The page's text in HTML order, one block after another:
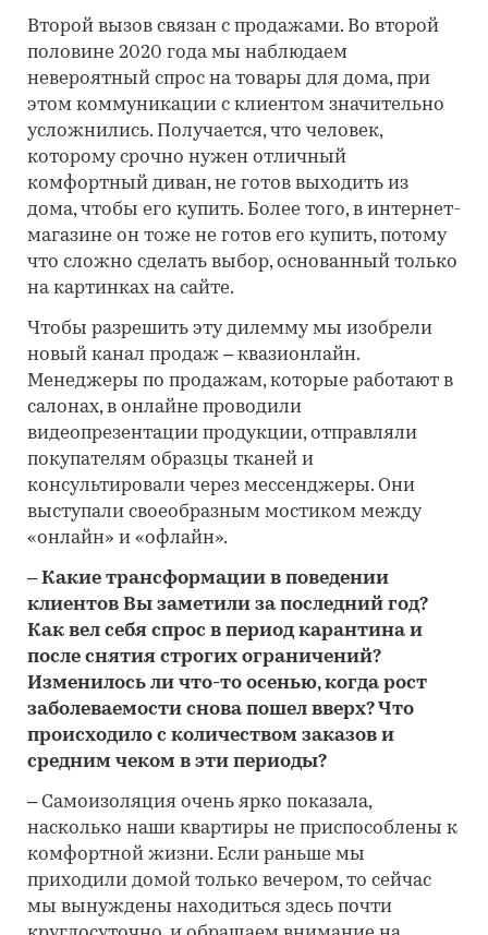
Второй вызов связан с продажами. Во второй
половине 2020 года мы наблюдаем
невероятный спрос на товары для дома, при
этом коммуникации с клиентом значительно
усложнились. Получается, что человек,
которому срочно нужен отличный
комфортный диван, не готов выходить из
дома, чтобы его купить. Более того, в интернет-
магазине он тоже не готов его купить, потому
что сложно сделать выбор, основанный только
на картинках на сайте.
Чтобы разрешить эту дилемму мы изобрели
новый канал продаж – квазионлайн.
Менеджеры по продажам, которые работают в
салонах, в онлайне проводили
видеопрезентации продукции, отправляли
покупателям образцы тканей и
консультировали через мессенджеры. Они
выступали своеобразным мостиком между
«онлайн» и «офлайн».
– Какие трансформации в поведении
клиентов Вы заметили за последний год?
Как вел себя спрос в период карантина и
после снятия строгих ограничений?
Изменилось ли что-то осенью, когда рост
заболеваемости снова пошел вверх? Что
происходило с количеством заказов и
средним чеком в эти периоды?
– Самоизоляция очень ярко показала,
насколько наши квартиры не приспособлены к
комфортной жизни. Если раньше мы
приходили домой только вечером, то сейчас
мы вынуждены находиться здесь почти